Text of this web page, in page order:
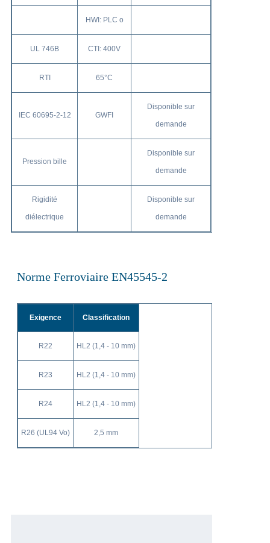
HWI: PLC o
UL 746B CTI: 400V
RTI 65°C
IEC 60695-2-12 GWFI
Disponible sur
demande
Pression bille
Disponible sur
demande
Rigidité
diélectrique
Disponible sur
demande
Norme Ferroviaire EN45545-2
Exigence Classification
R22 HL2 (1,4 - 10 mm)
R23 HL2 (1,4 - 10 mm)
R24 HL2 (1,4 - 10 mm)
R26 (UL94 Vo) 2,5 mm